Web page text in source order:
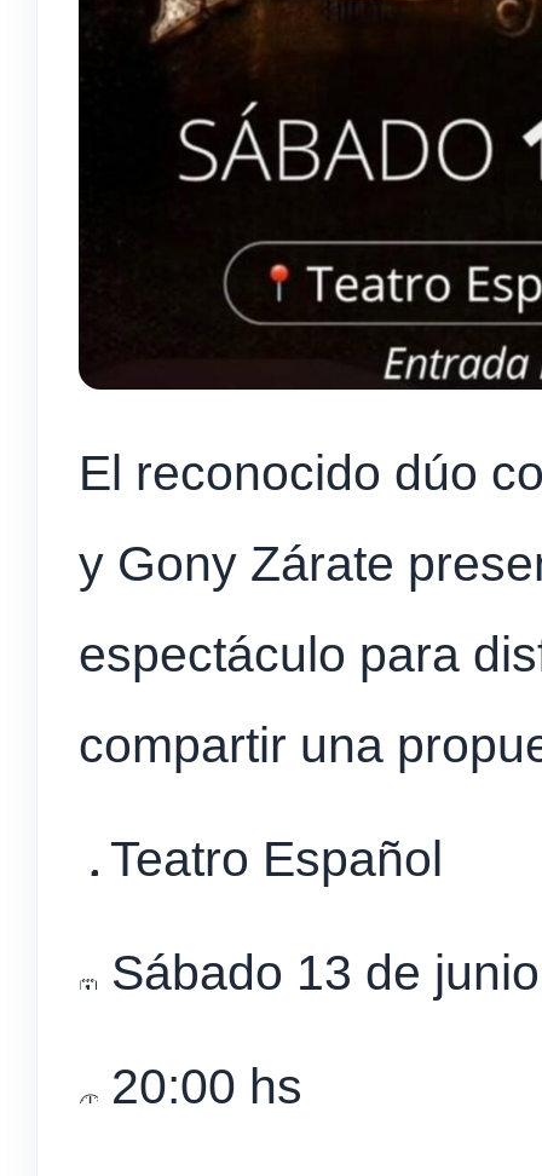
El reconocido dúo
y Gony Zárate
espectáculo para
compartir una
Teatro Español
Sábado 13 de junio
20:00 hs